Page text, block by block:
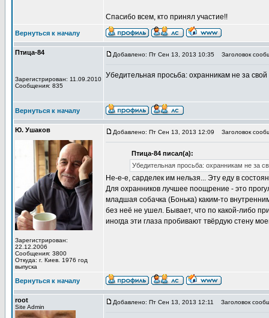
Спасибо всем, кто принял участие!!
Вернуться к началу
Птица-84
Зарегистрирован: 11.09.2010
Сообщения: 835
Добавлено: Пт Сен 13, 2013 10:35 Заголовок
Убедительная просьба: охранникам не за свой
Вернуться к началу
Ю. Ушаков
Зарегистрирован:
22.12.2006
Сообщения: 3800
Откуда: г. Киев. 1976 год
выпуска
Добавлено: Пт Сен 13, 2013 12:09 Заголовок
Птица-84 писал(а):
Убедительная просьба: охранникам не за
Не-е-е, сарделек им нельзя... Эту еду в
Для охранников лучшее поощрение - это
младшая собачка (Бонька) каким-то
без неё не ушел. Бывает, что по какой-либо
иногда эти глаза пробивают твёрдую стену
Вернуться к началу
root
Site Admin
Добавлено: Пт Сен 13, 2013 12:11 Заголовок